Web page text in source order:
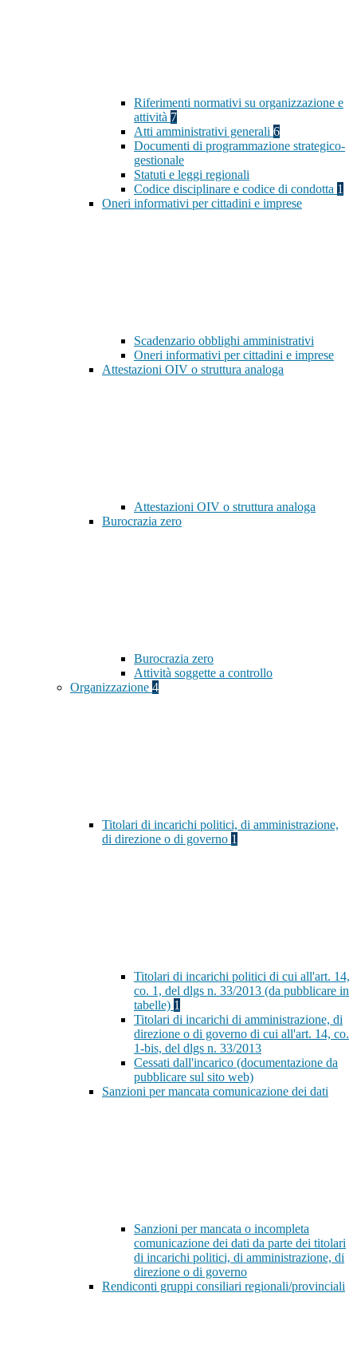
Riferimenti normativi su organizzazione e
attività 7
Atti amministrativi generali 6
Documenti di programmazione strategico-
gestionale
Statuti e leggi regionali
Codice disciplinare e codice di condotta 1
Oneri informativi per cittadini e imprese
Scadenzario obblighi amministrativi
Oneri informativi per cittadini e imprese
Attestazioni OIV o struttura analoga
Attestazioni OIV o struttura analoga
Burocrazia zero
Burocrazia zero
Attività soggette a controllo
Organizzazione 4
Titolari di incarichi politici, di amministrazione,
di direzione o di governo 1
Titolari di incarichi politici di cui all'art. 14,
co. 1, del dlgs n. 33/2013 (da pubblicare in
tabelle) 1
Titolari di incarichi di amministrazione, di
direzione o di governo di cui all'art. 14, co.
1-bis, del dlgs n. 33/2013
Cessati dall'incarico (documentazione da
pubblicare sul sito web)
Sanzioni per mancata comunicazione dei dati
Sanzioni per mancata o incompleta
comunicazione dei dati da parte dei titolari
di incarichi politici, di amministrazione, di
direzione o di governo
Rendiconti gruppi consiliari regionali/provinciali